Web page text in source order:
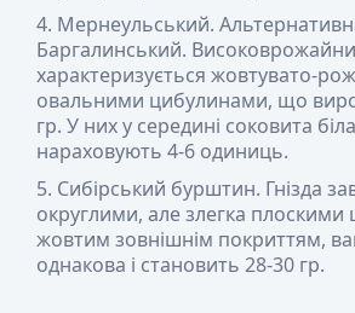
Мернеульський.
Баргалинський.
характеризується жовтувато-
овальними цибулинами, що
гр. У них у середині соковита
нараховують 4-6 одиниць.
Сибірський бурштин. Гнізда
округлими, але злегка
жовтим зовнішнім покриттям,
однакова і становить 28-30 гр.